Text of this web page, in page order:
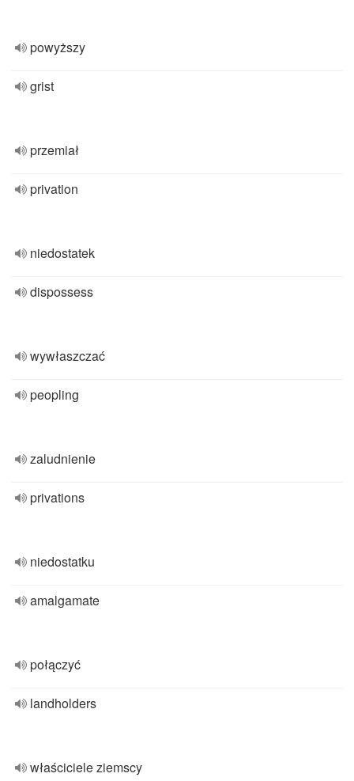
powyższy
grist
przemiał
privation
niedostatek
dispossess
wywłaszczać
peopling
zaludnienie
privations
niedostatku
amalgamate
połączyć
landholders
właściciele ziemscy